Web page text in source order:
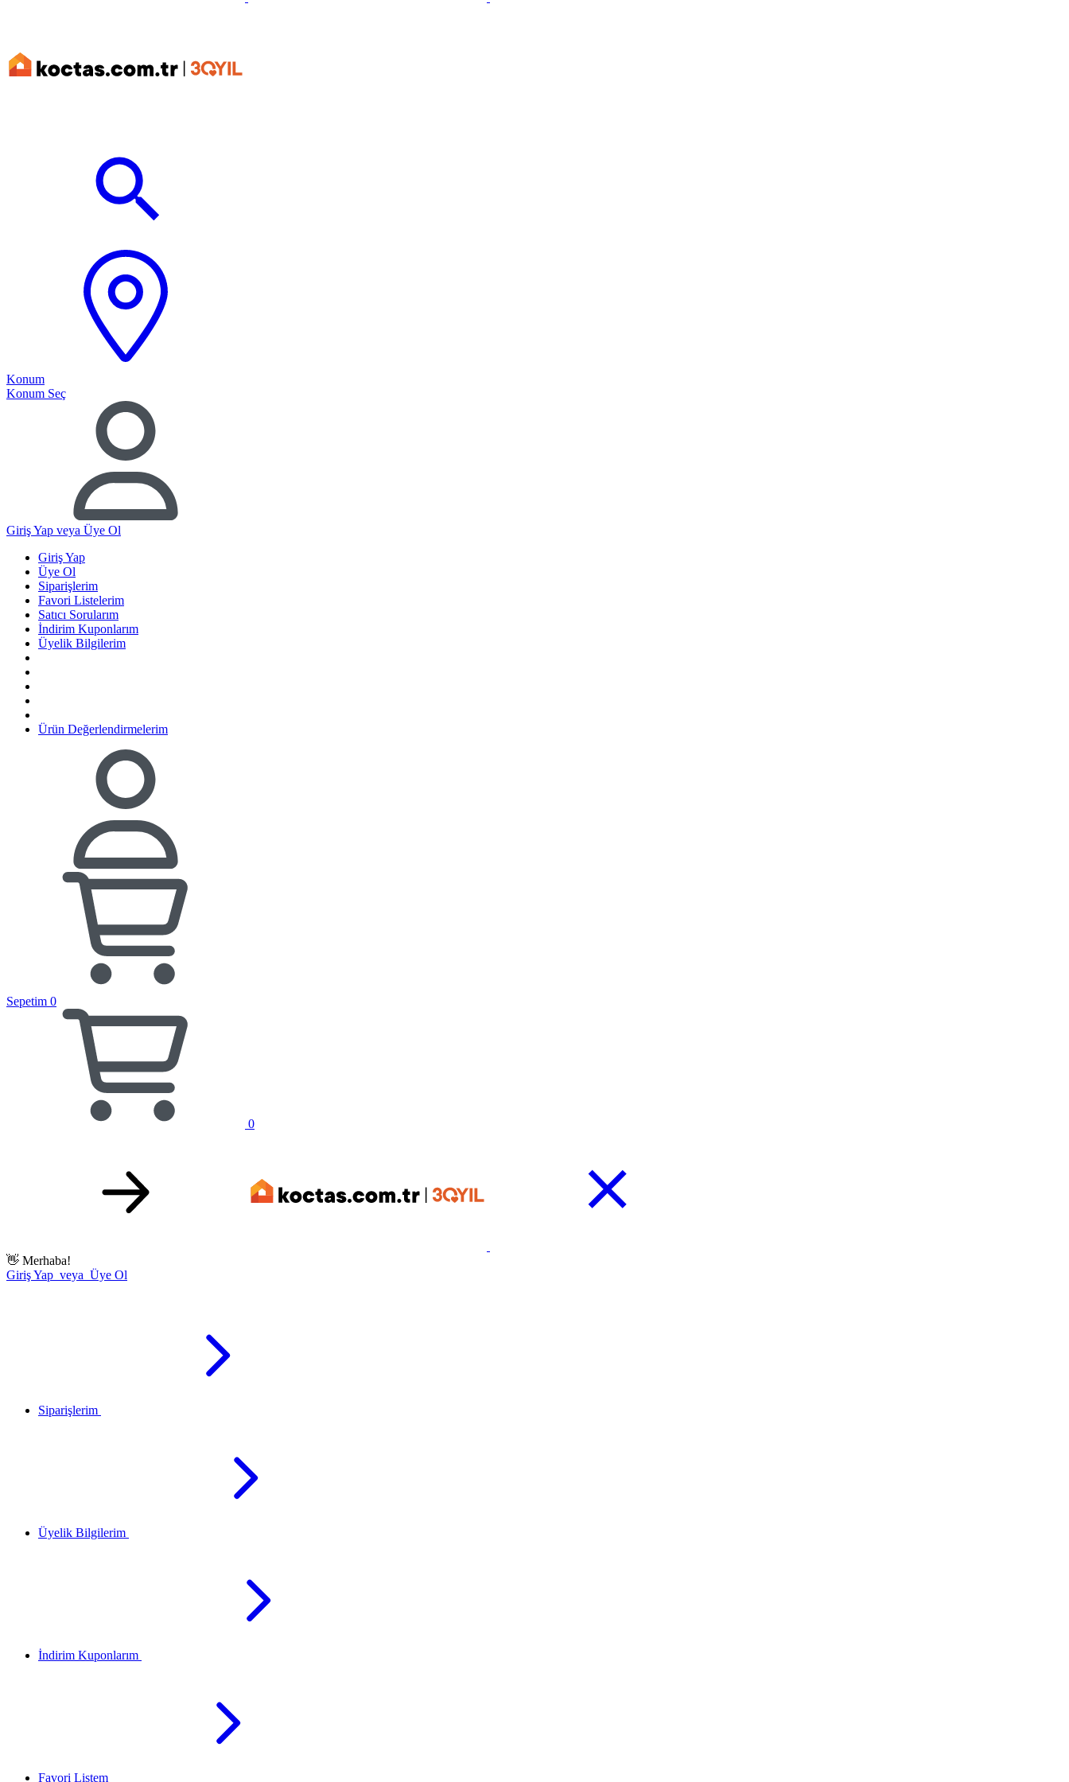
Konum
Konum Seç
Giriş Yap veya Üye Ol
Giriş Yap
Üye Ol
Siparişlerim
Favori Listelerim
Satıcı Sorularım
İndirim Kuponlarım
Üyelik Bilgilerim
Ürün Değerlendirmelerim
Sepetim 0
0
👋 Merhaba!
Giriş Yap veya Üye Ol
Siparişlerim
Üyelik Bilgilerim
İndirim Kuponlarım
Favori Listem